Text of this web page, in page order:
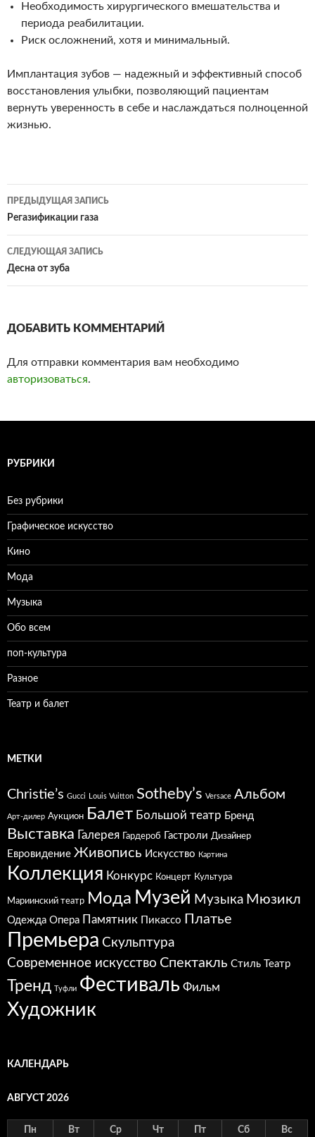
Необходимость хирургического вмешательства и
периода реабилитации.
Риск осложнений, хотя и минимальный.
Имплантация зубов — надежный и эффективный способ
восстановления улыбки, позволяющий пациентам
вернуть уверенность в себе и наслаждаться полноценной
жизнью.
Навигация
по
записям
ПРЕДЫДУЩАЯ ЗАПИСЬ
Регазификации газа
СЛЕДУЮЩАЯ ЗАПИСЬ
Десна от зуба
ДОБАВИТЬ КОММЕНТАРИЙ
Для отправки комментария вам необходимо
авторизоваться.
РУБРИКИ
Без рубрики
Графическое искусство
Кино
Мода
Музыка
Обо всем
поп-культура
Разное
Театр и балет
МЕТКИ
Christie’s Gucci Louis Vuitton Sotheby’s Versace Альбом
Арт-дилер Аукцион Балет Большой театр Бренд
Выставка Галерея Гардероб Гастроли Дизайнер
Евровидение Живопись Искусство Картина
Коллекция Конкурс Концерт Культура
Мариинский театр Мода Музей Музыка Мюзикл
Одежда Опера Памятник Пикассо Платье
Премьера Скульптура
Современное искусство Спектакль Стиль Театр
Тренд Туфли Фестиваль Фильм
Художник
КАЛЕНДАРЬ
АВГУСТ 2026
Пн Вт Ср Чт Пт Сб Вс